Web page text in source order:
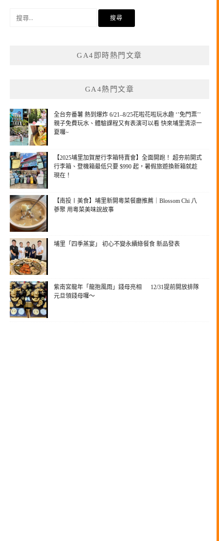
GA4即時熱門文章
GA4熱門文章
全台夯番薯 熱到爆炸 6/21–8/25花啦花啦玩水趣 ‘’免門票’’
親子免費玩水、體驗課程又有表演可以看 快來埔里清涼一
夏囉~
【2025埔里加賀屋行李箱特賣會】全面開跑！ 超夯前開式
行李箱、登機箱最低只要 $990 起，暑假旅遊換新箱就趁
現在！
【南投〡美食】埔里新開粵菜餐廳推薦｜Blossom Chi 八
蔘聚 用粵菜美味說故事
埔里「四季蒸宴」 初心不變永續綠餐食 新品發表
紫南宮龍年「龍抱風雨」錢母亮相 12/31提前開放排隊
元旦領錢母囉～